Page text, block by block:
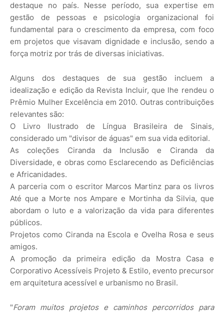
destaque no país. Nesse período, sua expertise em
gestão de pessoas e psicologia organizacional foi
fundamental para o crescimento da empresa, com foco
em projetos que visavam dignidade e inclusão, sendo a
força motriz por trás de diversas iniciativas.
Alguns dos destaques de sua gestão incluem a
idealização e edição da Revista Incluir, que lhe rendeu o
Prêmio Mulher Excelência em 2010. Outras contribuições
relevantes são:
O Livro Ilustrado de Língua Brasileira de Sinais,
considerado um "divisor de águas" em sua vida editorial.
As coleções Ciranda da Inclusão e Ciranda da
Diversidade, e obras como Esclarecendo as Deficiências
e Africanidades.
A parceria com o escritor Marcos Martinz para os livros
Até que a Morte nos Ampare e Mortinha da Silvia, que
abordam o luto e a valorização da vida para diferentes
públicos.
Projetos como Ciranda na Escola e Ovelha Rosa e seus
amigos.
A promoção da primeira edição da Mostra Casa e
Corporativo Acessíveis Projeto & Estilo, evento precursor
em arquitetura acessível e urbanismo no Brasil.
"Foram muitos projetos e caminhos percorridos para